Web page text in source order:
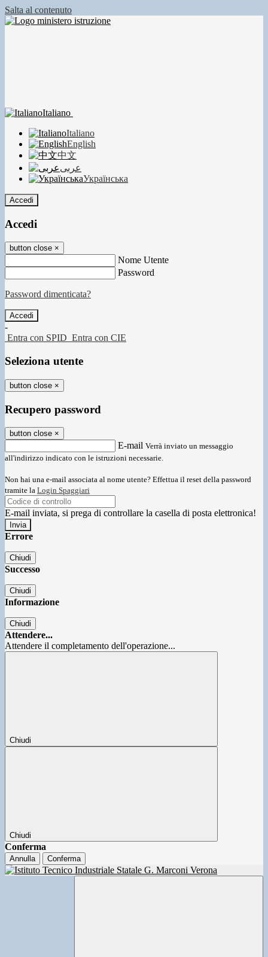
Salta al contenuto
Italiano
Italiano
English
中文
عربى
Українська
Accedi
Accedi
button close ×
Nome Utente
Password
Password dimenticata?
-
Entra con SPID Entra con CIE
Seleziona utente
button close ×
Recupero password
button close ×
E-mail Verrà inviato un messaggio
all'indirizzo indicato con le istruzioni necessarie.
Non hai una e-mail associata al nome utente? Effettua il reset della password
tramite la Login Spaggiari
E-mail inviata, si prega di controllare la casella di posta elettronica!
Errore
Chiudi
Successo
Chiudi
Informazione
Chiudi
Attendere...
Attendere il completamento dell'operazione...
Chiudi
Chiudi
Conferma
Annulla Conferma